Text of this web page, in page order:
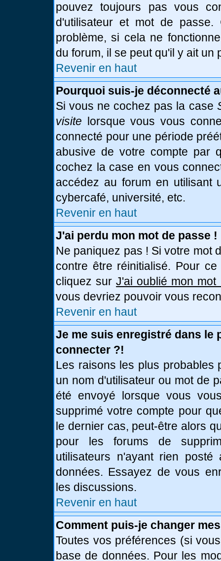
pouvez toujours pas vous
d'utilisateur et mot de
problème, si cela ne
du forum, il se peut qu'il y ait un
Revenir en haut
Pourquoi suis-je déconnecté
Si vous ne cochez pas la case
visite lorsque vous vous
connecté pour une période
abusive de votre compte par
cochez la case en vous
accédez au forum en utilisant
cybercafé, université, etc.
Revenir en haut
J'ai perdu mon mot de passe !
Ne paniquez pas ! Si votre mot
contre être réinitialisé. Pour
cliquez surJ'ai oublié mon mot
vous devriez pouvoir vous
Revenir en haut
Je me suis enregistré dans le
connecter ?!
Les raisons les plus probables
un nom d'utilisateur ou mot de
été envoyé lorsque vous
supprimé votre compte pour
le dernier cas, peut-être alors
pour les forums de
utilisateurs n'ayant rien
données. Essayez de vous
les discussions.
Revenir en haut
Comment puis-je changer
Toutes vos préférences (si
base de données. Pour les